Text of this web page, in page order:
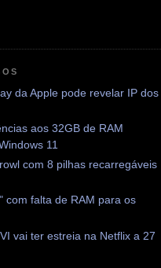
da Apple pode revelar IP dos
aos 32GB de RAM
11
com 8 pilhas recarregáveis
com falta de RAM para os
vai ter estreia na Netflix a 27